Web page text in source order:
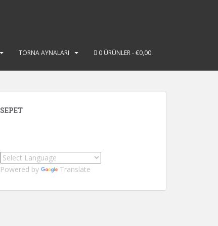
TORNA AYNALARI 0 ÜRÜNLER €0,00
SEPET
Powered by Translate